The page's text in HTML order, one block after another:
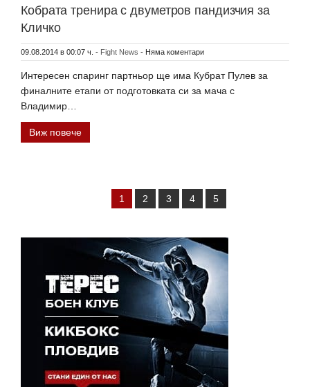
Кобрата тренира с двуметров пандизчия за
Кличко
09.08.2014 в 00:07 ч. - Fight News - Няма коментари
Интересен спаринг партньор ще има Кубрат Пулев за
финалните етапи от подготовката си за мача с
Владимир…
Виж повече
1 2 3 4 5